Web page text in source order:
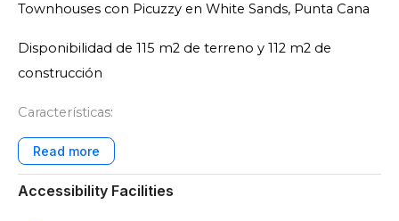
Townhouses con Picuzzy en White Sands, Punta Cana
Disponibilidad de 115 m2 de terreno y 112 m2 de
construcción
Características:
3 rooms
2 baños
Accessibility Facilities